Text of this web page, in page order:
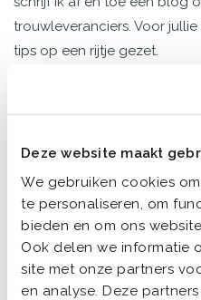
Deze website maakt
We gebruiken cookies
te personaliseren, om
bieden en om ons
Ook delen we informatie
site met onze partners
en analyse. Deze
trouwleveranciers. Voor
tips op een rijtje gezet.
zeggen (wist je dat je geen
voor de grap?!), jullie
getuigen meenemen die
Maar ik zie het veel.